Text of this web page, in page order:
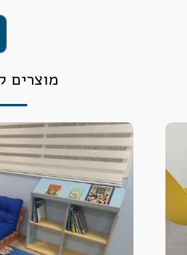
מוצרים